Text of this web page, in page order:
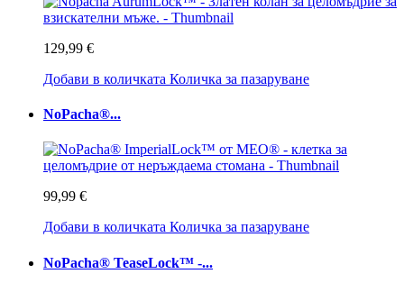
129,99 €
Добави в количката Количка за пазаруване
NoPacha®...
99,99 €
Добави в количката Количка за пазаруване
NoPacha® TeaseLock™ -...